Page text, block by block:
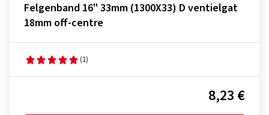
Felgenband 16" 33mm (1300X33) D ventielgat
18mm off-centre
(1)
8,23 €